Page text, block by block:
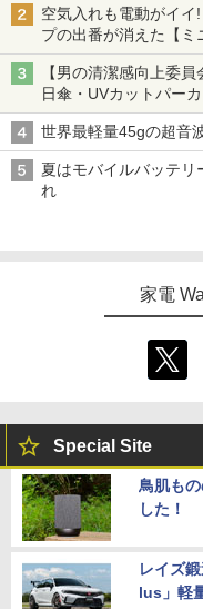
空気入れも電動がイ
プの出番が消えた【ミ
【男の清潔感向上委
日傘・UVカットパー
世界最軽量45gの超音
夏はモバイルバッテ
れ
家電
Special Site
鳥肌も
した！
レイズ
lus」軽